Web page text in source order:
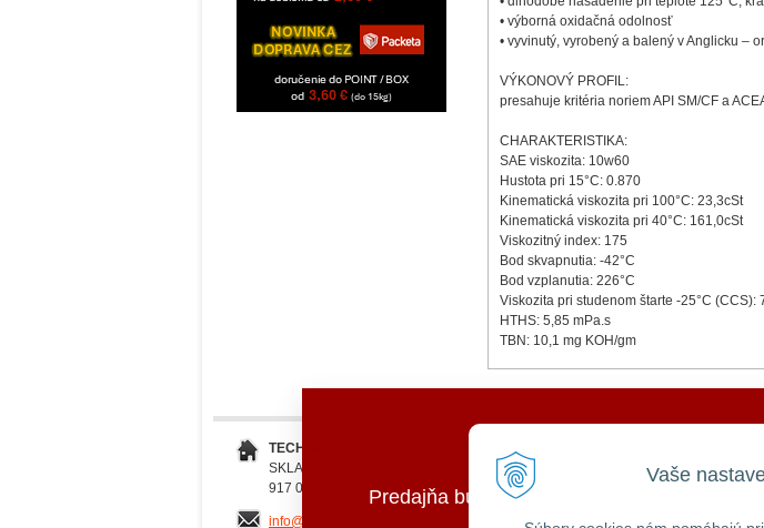
Vaše
• výborná oxidačná odolnosť
• vyvinutý, vyrobený a balený v Anglicku –
VÝKONOVÝ PROFIL:
presahuje kritéria noriem API SM/CF a
CHARAKTERISTIKA:
SAE viskozita: 10w60
Hustota pri 15°C: 0.870
Kinematická viskozita pri 100°C: 23,3cSt
Kinematická viskozita pri 40°C: 161,0cSt
Viskozitný index: 175
Bod skvapnutia: -42°C
Bod vzplanutia: 226°C
Viskozita pri studenom štarte -25°C (CCS):
HTHS: 5,85 mPa.s
TBN: 10,1 mg KOH/gm
TECHNOMAT SK, s.r.o.
SKLADOVÁ 2
917 01 TRNAVA
info@millersoils.sk
Všeobecné obchodné podmienky
GDPR a používanie cookies
Predajňa bude ZATVORENÁ a vytvorené